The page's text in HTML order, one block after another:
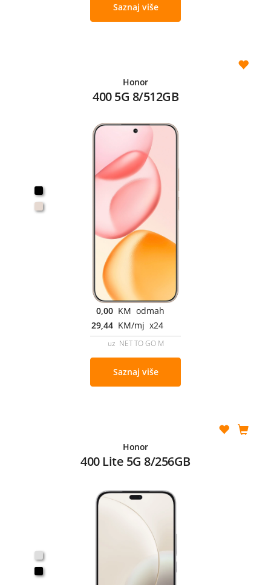
Saznaj više
Honor
400 5G 8/512GB
0,00 KM odmah
29,44 KM/mj x24
uz NET TO GO M
Saznaj više
Honor
400 Lite 5G 8/256GB